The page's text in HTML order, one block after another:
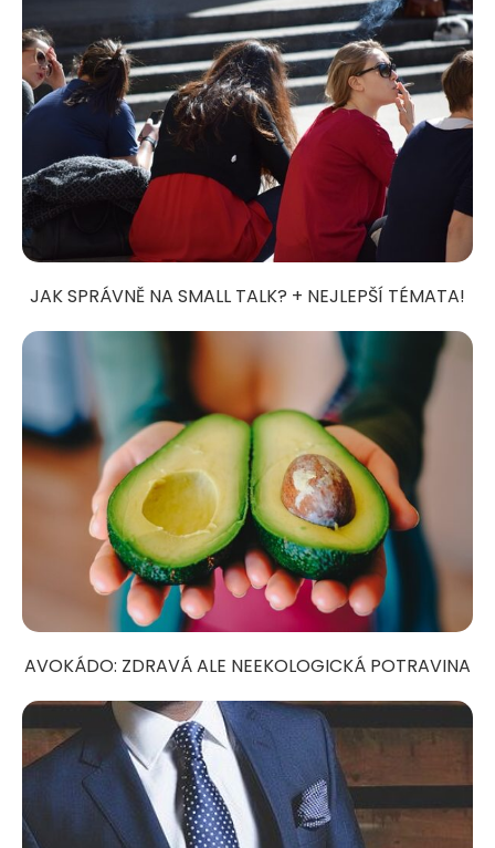
JAK SPRÁVNĚ NA SMALL TALK? + NEJLEPŠÍ TÉMATA!
AVOKÁDO: ZDRAVÁ ALE NEEKOLOGICKÁ POTRAVINA